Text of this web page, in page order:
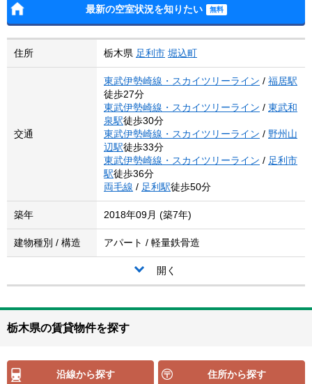
最新の空室状況を知りたい
住所 栃木県 足利市 堀込町
交通
東武伊勢崎線・スカイツリーライン / 福居駅
徒歩27分
東武伊勢崎線・スカイツリーライン / 東武和
泉駅徒歩30分
東武伊勢崎線・スカイツリーライン / 野州山
辺駅徒歩33分
東武伊勢崎線・スカイツリーライン / 足利市
駅徒歩36分
両毛線 / 足利駅徒歩50分
築年 2018年09月 (築7年)
建物種別 / 構造 アパート / 軽量鉄骨造
開く
栃木県の賃貸物件を探す
沿線から探す 住所から探す